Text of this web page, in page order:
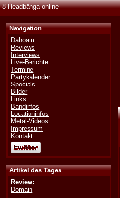
8 Headbänga online
Navigation
Dahoam
Reviews
Interviews
Live-Berichte
Termine
Partykalender
Specials
Bilder
Links
Bandinfos
Locationinfos
Metal-Videos
Impressum
Kontakt
Artikel des Tages
Review:
Domain